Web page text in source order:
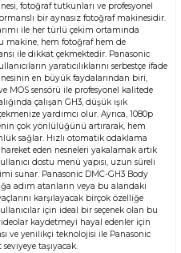
fotoğraf tutkunları ve profesyonel
bir aynasız fotoğraf makinesidir.
ile her türlü çekim ortamında
makine, hem fotoğraf hem de
ile dikkat çekmektedir. Panasonic
yaratıcılıklarını serbestçe ifade
en büyük faydalarından biri,
MOS sensörü ile profesyonel kalitede
çalışan GH3, düşük ışık
yardımcı olur. Ayrıca, 1080p
çok yönlülüğünü artırarak, hem
sağlar. Hızlı otomatik odaklama
eden nesneleri yakalamak artık
dostu menü yapısı, uzun süreli
sunar. Panasonic DMC-GH3 Body
adım atanların veya bu alandaki
karşılayacak birçok özelliğe
için ideal bir seçenek olan bu
kaydetmeyi hayal edenler için
ve yenilikçi teknolojisi ile Panasonic
taşıyacak.